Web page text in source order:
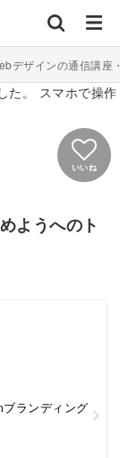
デザインの通信講座
いいね
ようへのト
ランディング